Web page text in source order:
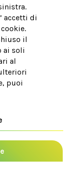
accetti di
il
ai soli
al
puoi